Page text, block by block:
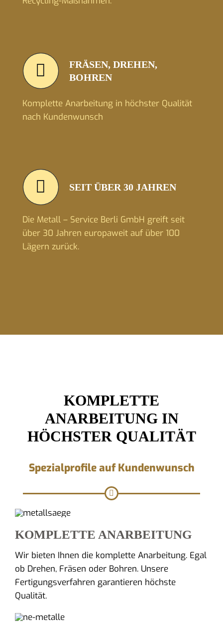
FRÄSEN, DREHEN,
BOHREN
Komplette Anarbeitung in höchster Qualität
nach Kundenwunsch
SEIT ÜBER 30 JAHREN
Die Metall – Service Berli GmbH greift seit
über 30 Jahren europaweit auf über 100
Lägern zurück.
KOMPLETTE
ANARBEITUNG IN
HÖCHSTER QUALITÄT
Spezialprofile auf Kundenwunsch
KOMPLETTE ANARBEITUNG
Wir bieten Ihnen die komplette Anarbeitung. Egal
ob Drehen, Fräsen oder Bohren. Unsere
Fertigungsverfahren garantieren höchste
Qualität.